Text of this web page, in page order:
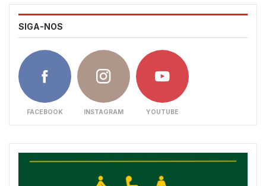
SIGA-NOS
FACEBOOK INSTAGRAM YOUTUBE